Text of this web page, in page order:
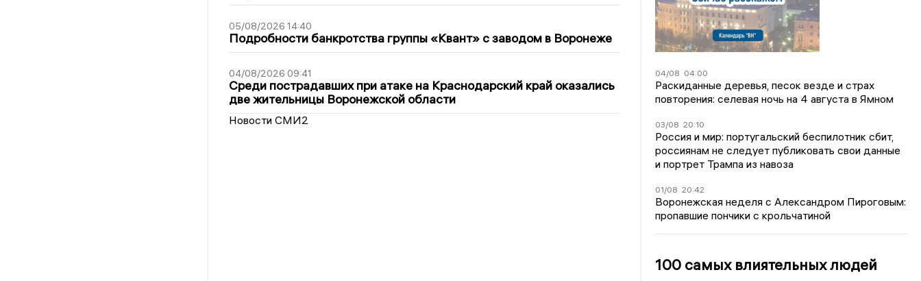
05/08/2026 14:40
Подробности банкротства группы «Квант» с заводом в Воронеже
04/08/2026 09:41
Среди пострадавших при атаке на Краснодарский край оказались
две жительницы Воронежской области
Новости СМИ2
04/08 04:00
Раскиданные деревья, песок везде и страх
повторения: селевая ночь на 4 августа в Ямном
03/08 20:10
Россия и мир: португальский беспилотник сбит,
россиянам не следует публиковать свои данные
и портрет Трампа из навоза
01/08 20:42
Воронежская неделя с Александром Пироговым:
пропавшие пончики с крольчатиной
100 самых влиятельных людей